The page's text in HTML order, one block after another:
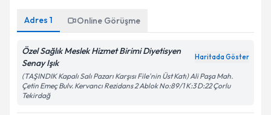
Adres 1 Online Görüşme
Özel Sağlık Meslek Hizmet Birimi Diyetisyen
Senay Işık
Haritada Göster
(TAŞINDIK Kapalı Salı Pazarı Karşısı File'nin Üst Katı) Ali Paşa Mah.
Çetin Emeç Bulv. Kervancı Rezidans 2 Ablok No:89/1 K:3 D:22 Çorlu
Tekirdağ